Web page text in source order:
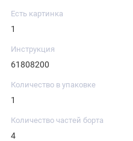
Есть картинка
1
Инструкция
61808200
Количество в упаковке
1
Количество частей борта
4